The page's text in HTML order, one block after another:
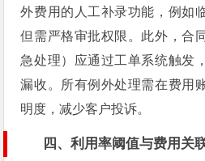
外费用的人工补录功能，例如
但需严格审批权限。此外，合
急处理）应通过工单系统触发
漏收。所有例外处理需在费用
明度，减少客户投诉。
四、利用率阈值与费用关